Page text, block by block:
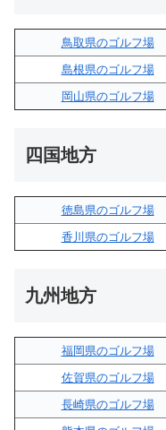
鳥取県のゴルフ場
島根県のゴルフ場
岡山県のゴルフ場
四国地方
徳島県のゴルフ場
香川県のゴルフ場
九州地方
福岡県のゴルフ場
佐賀県のゴルフ場
長崎県のゴルフ場